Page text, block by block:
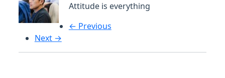
Attitude is everything
← Previous
Next →